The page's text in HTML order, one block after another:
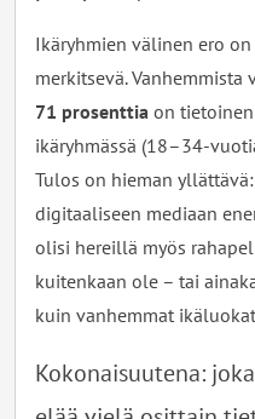
Ikäryhmien välinen ero
merkitsevä.
71 prosenttia on
ikäryhmässä (18–34-
Tulos on hieman
digitaaliseen mediaan
olisi hereillä myös
kuitenkaan ole – tai
kuin vanhemmat
Kokonaisuutena: